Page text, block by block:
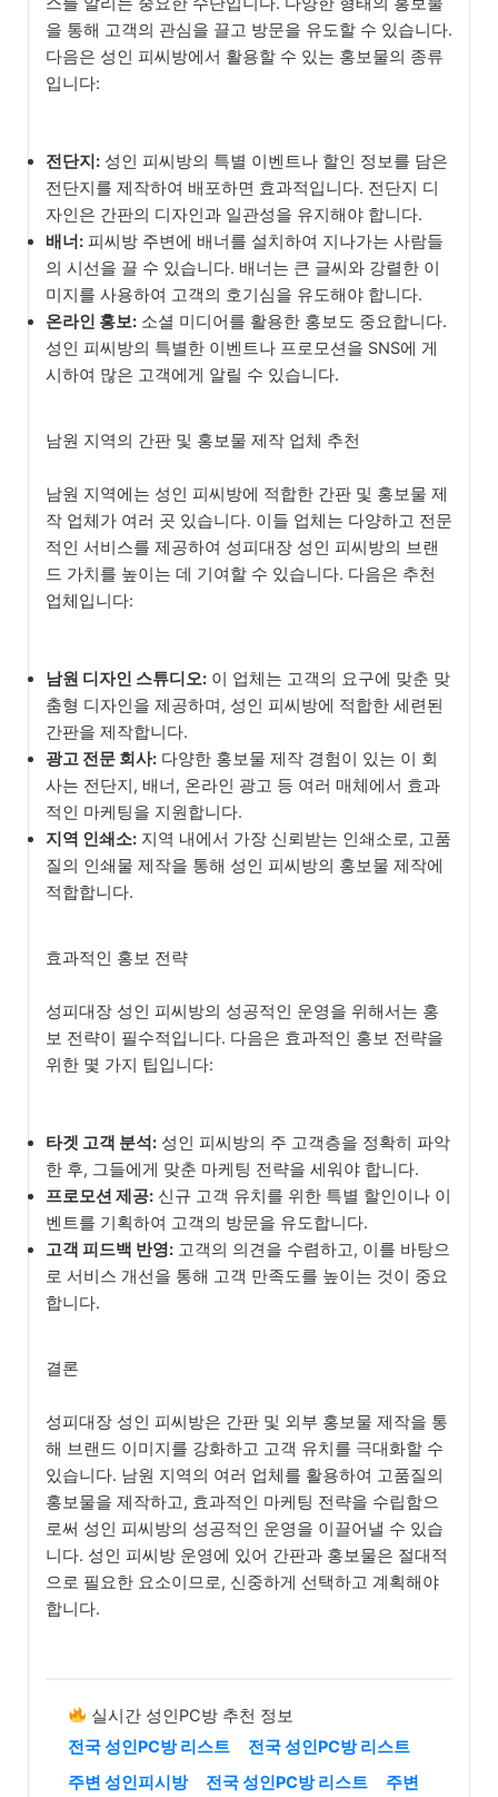
을 통해 고객의 관심을 끌고 방문을 유도할 수 있습니다.
다음은 성인 피씨방에서 활용할 수 있는 홍보물의 종류
입니다:
전단지: 성인 피씨방의 특별 이벤트나 할인 정보를 담은
전단지를 제작하여 배포하면 효과적입니다. 전단지 디
자인은 간판의 디자인과 일관성을 유지해야 합니다.
배너: 피씨방 주변에 배너를 설치하여 지나가는 사람들
의 시선을 끌 수 있습니다. 배너는 큰 글씨와 강렬한 이
미지를 사용하여 고객의 호기심을 유도해야 합니다.
온라인 홍보: 소셜 미디어를 활용한 홍보도 중요합니다.
성인 피씨방의 특별한 이벤트나 프로모션을 SNS에 게
시하여 많은 고객에게 알릴 수 있습니다.
남원 지역의 간판 및 홍보물 제작 업체 추천
남원 지역에는 성인 피씨방에 적합한 간판 및 홍보물 제
작 업체가 여러 곳 있습니다. 이들 업체는 다양하고 전문
적인 서비스를 제공하여 성피대장 성인 피씨방의 브랜
드 가치를 높이는 데 기여할 수 있습니다. 다음은 추천
업체입니다:
남원 디자인 스튜디오: 이 업체는 고객의 요구에 맞춘 맞
춤형 디자인을 제공하며, 성인 피씨방에 적합한 세련된
간판을 제작합니다.
광고 전문 회사: 다양한 홍보물 제작 경험이 있는 이 회
사는 전단지, 배너, 온라인 광고 등 여러 매체에서 효과
적인 마케팅을 지원합니다.
지역 인쇄소: 지역 내에서 가장 신뢰받는 인쇄소로, 고품
질의 인쇄물 제작을 통해 성인 피씨방의 홍보물 제작에
적합합니다.
효과적인 홍보 전략
성피대장 성인 피씨방의 성공적인 운영을 위해서는 홍
보 전략이 필수적입니다. 다음은 효과적인 홍보 전략을
위한 몇 가지 팁입니다:
타겟 고객 분석: 성인 피씨방의 주 고객층을 정확히 파악
한 후, 그들에게 맞춘 마케팅 전략을 세워야 합니다.
프로모션 제공: 신규 고객 유치를 위한 특별 할인이나 이
벤트를 기획하여 고객의 방문을 유도합니다.
고객 피드백 반영: 고객의 의견을 수렴하고, 이를 바탕으
로 서비스 개선을 통해 고객 만족도를 높이는 것이 중요
합니다.
결론
성피대장 성인 피씨방은 간판 및 외부 홍보물 제작을 통
해 브랜드 이미지를 강화하고 고객 유치를 극대화할 수
있습니다. 남원 지역의 여러 업체를 활용하여 고품질의
홍보물을 제작하고, 효과적인 마케팅 전략을 수립함으
로써 성인 피씨방의 성공적인 운영을 이끌어낼 수 있습
니다. 성인 피씨방 운영에 있어 간판과 홍보물은 절대적
으로 필요한 요소이므로, 신중하게 선택하고 계획해야
합니다.
실시간 성인PC방 추천 정보
전국 성인PC방 리스트
전국 성인PC방 리스트
주변 성인피시방
전국 성인PC방 리스트
주변